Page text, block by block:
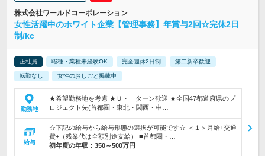
株式会社ワールドコーポレーション
女性活躍中のホワイト企業【管理事務】年賞与2回☆完休2日
制/kc
正社員 職種・業種未経験OK 完全週休2日制 第二新卒歓迎
転勤なし 女性のおしごと掲載中
勤務地
★希望勤務地を考慮 ★Ｕ・Ｉターン歓迎 ★全国47都道府県のプ
ロジェクト先(首都圏・東北・関西・中…
給与
☆下記の給与から給与形態の選択が可能です☆ ＜１＞月給+交通
費+（残業代は全額別途支給） ■首都圏・…
初年度の年収： 350～500万円